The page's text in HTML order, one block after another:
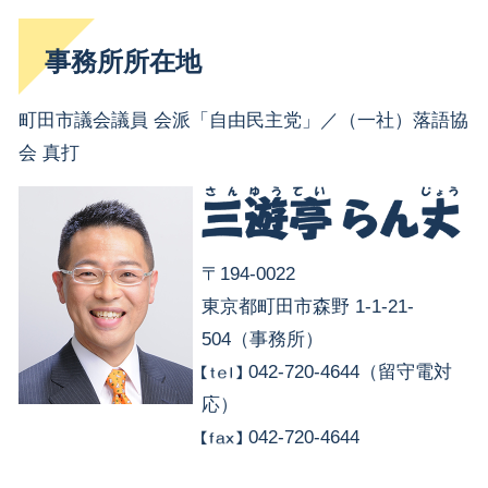
事務所所在地
町田市議会議員 会派「自由民主党」／（一社）落語協
会 真打
〒194-0022
東京都町田市森野 1-1-21-
504（事務所）
042-720-4644（留守電対
応）
042-720-4644